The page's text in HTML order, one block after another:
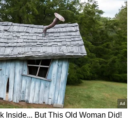
ಹಸಿರು ಬಣ್ಣದ
ಮದುಮಗಳಂತೆ ಮೇಕಪ್​
ಕಾಣ್ತಿದ್ದಾರೆ. ಫೋಟೋ